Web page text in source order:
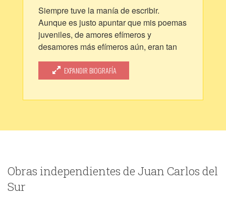
Siempre tuve la manía de escribir.
Aunque es justo apuntar que mis poemas
juveniles, de amores efímeros y
desamores más efímeros aún, eran tan
empalagosos como faltos de
imaginación. Afortunadamente, los perdí
(supongo y espero que sus receptoras,
prevaleció más el cerebro y la
paralelo de textos menos literarios, pero
más rentables: dictámenes contables,
EXPANDIR BIOGRAFÍA
Obras independientes de Juan Carlos del
Sur